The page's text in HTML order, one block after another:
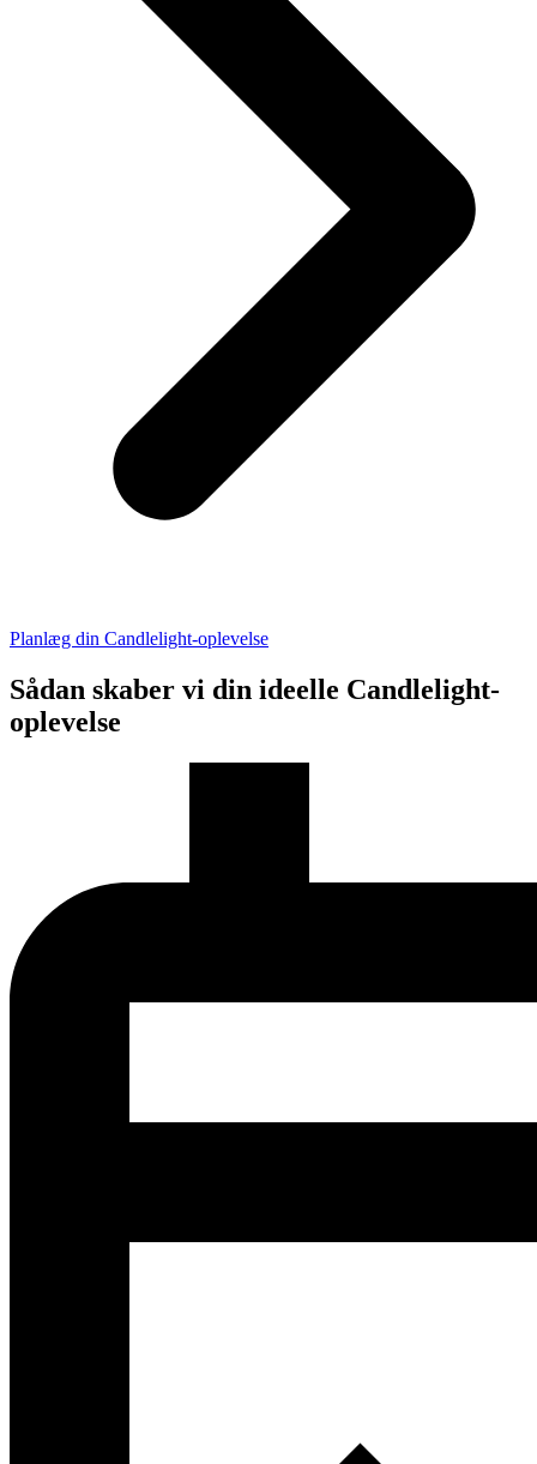
Planlæg din Candlelight-oplevelse
Sådan skaber vi din ideelle Candlelight-
oplevelse